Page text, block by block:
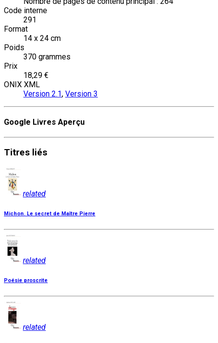
Code interne
291
Format
14 x 24 cm
Poids
370 grammes
Prix
18,29 €
ONIX XML
Version 2.1, Version 3
Google Livres Aperçu
Titres liés
related
Michon. Le secret de Maître Pierre
related
Poésie proscrite
related